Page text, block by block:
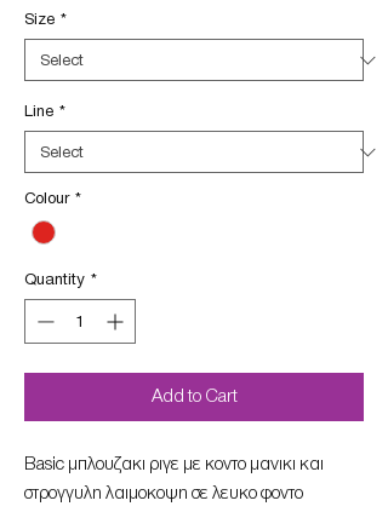
Size *
Line *
Colour *
Quantity *
Add to Cart
Basic μπλουζακι ριγε με κοντο μανικι και
στρογγυλη λαιμοκοψη σε λευκο φοντο